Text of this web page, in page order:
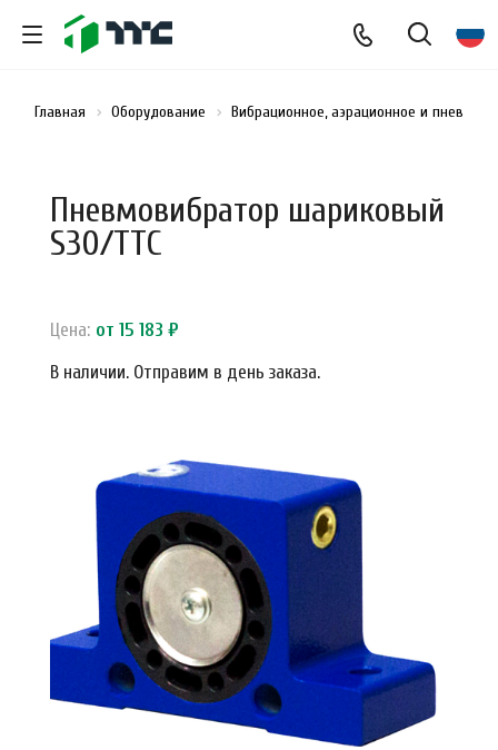
Главная Оборудование Вибрационное, аэрационное и
Пневмовибратор шариковый
S30/ТТС
Цена: от 15 183 ₽
В наличии. Отправим в день заказа.